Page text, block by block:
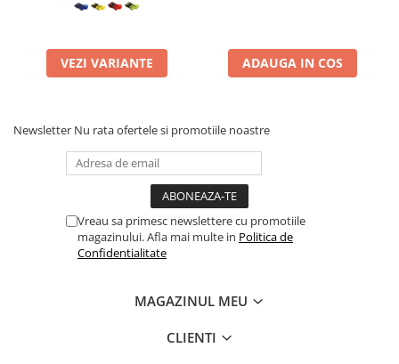
VEZI VARIANTE ADAUGA IN COS
Newsletter Nu rata ofertele si promotiile noastre
Vreau sa primesc newslettere cu promotiile
magazinului. Afla mai multe in Politica de
Confidentialitate
MAGAZINUL MEU
CLIENTI